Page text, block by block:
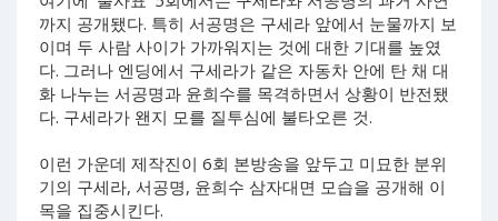
까지 공개됐다. 특히 서공명은 구세라 앞에서 눈물까지 보
이며 두 사람 사이가 가까워지는 것에 대한 기대를 높였
다. 그러나 엔딩에서 구세라가 같은 자동차 안에 탄 채 대
화 나누는 서공명과 윤희수를 목격하면서 상황이 반전됐
다. 구세라가 왠지 모를 질투심에 불타오른 것.
이런 가운데 제작진이 6회 본방송을 앞두고 미묘한 분위
기의 구세라, 서공명, 윤희수 삼자대면 모습을 공개해 이
목을 집중시킨다.